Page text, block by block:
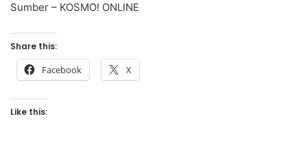
Sumber – KOSMO! ONLINE
Share this:
Facebook X
Like this: